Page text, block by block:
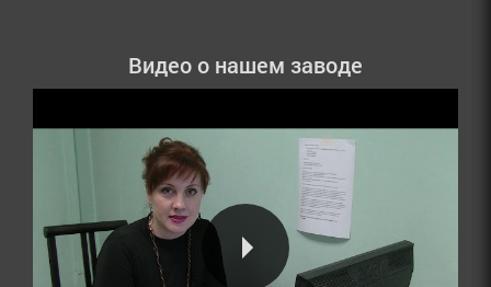
Видео о нашем заводе